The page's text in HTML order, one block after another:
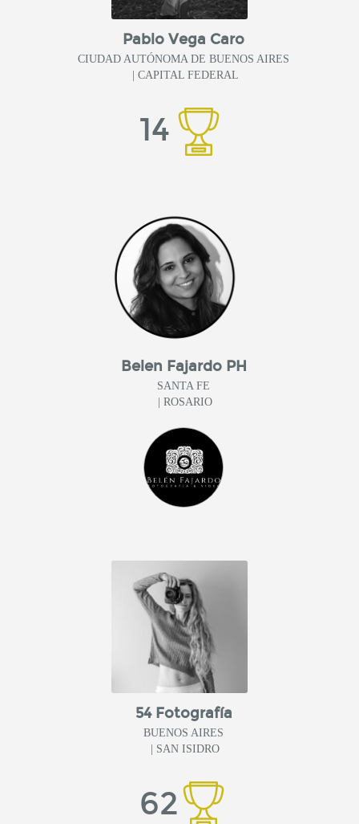
Pablo Vega Caro
CIUDAD AUTÓNOMA DE BUENOS AIRES
| CAPITAL FEDERAL
14
Belen Fajardo PH
SANTA FE
| ROSARIO
54 Fotografía
BUENOS AIRES
| SAN ISIDRO
62